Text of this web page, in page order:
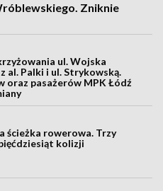
Zniknie
ul. Wojska
al. Palki i ul. Strykowską.
oraz pasażerów MPK Łódź
ścieżka rowerowa. Trzy
kolizji